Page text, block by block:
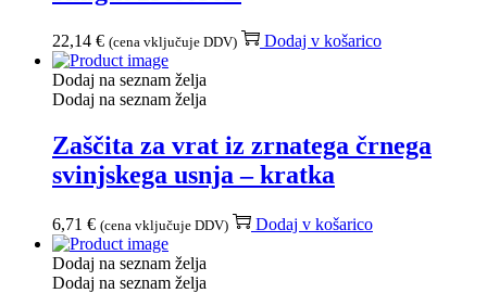
22,14 € (cena vključuje DDV) Dodaj v košarico
Dodaj na seznam želja
Dodaj na seznam želja
Zaščita za vrat iz zrnatega črnega
svinjskega usnja – kratka
6,71 € (cena vključuje DDV) Dodaj v košarico
Dodaj na seznam želja
Dodaj na seznam želja